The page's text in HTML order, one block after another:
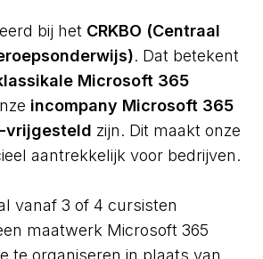
bij het CRKBO (Centraal
. Dat betekent
Microsoft 365
incompany Microsoft 365
vrijgesteld zijn. Dit maakt onze
aantrekkelijk voor bedrijven.
vanaf 3 of 4 cursisten
maatwerk Microsoft 365